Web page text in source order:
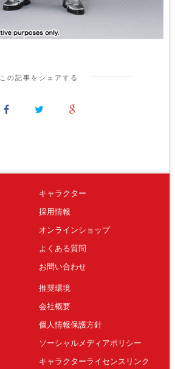
この記事をシェアする
キャラクター
採用情報
オンラインショップ
よくある質問
お問い合わせ
推奨環境
会社概要
個人情報保護方針
ソーシャルメディアポリシー
キャラクターライセンスリンク